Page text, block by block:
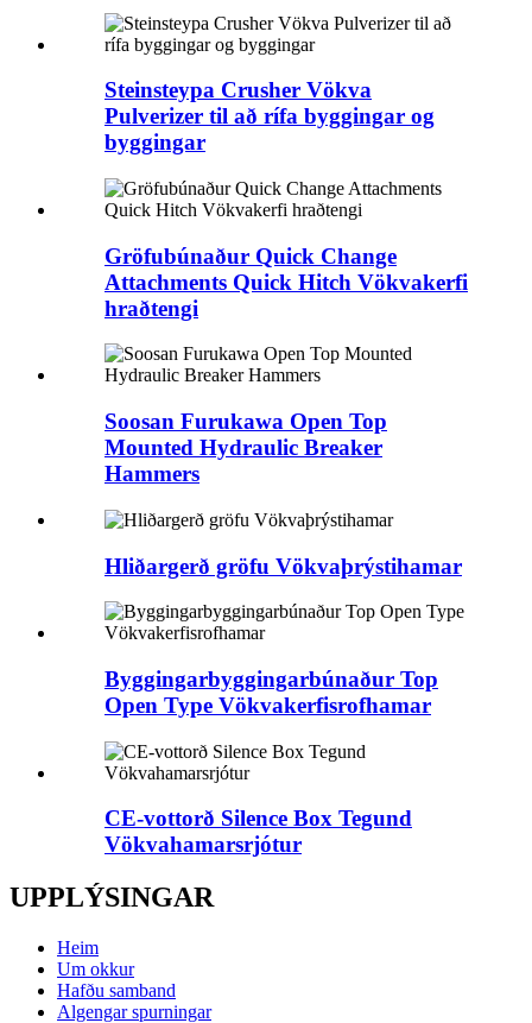
Steinsteypa Crusher Vökva
Pulverizer til að rífa byggingar og
byggingar
Gröfubúnaður Quick Change
Attachments Quick Hitch Vökvakerfi
hraðtengi
Soosan Furukawa Open Top
Mounted Hydraulic Breaker
Hammers
Hliðargerð gröfu Vökvaþrýstihamar
Byggingarbyggingarbúnaður Top
Open Type Vökvakerfisrofhamar
CE-vottorð Silence Box Tegund
Vökvahamarsrjótur
UPPLÝSINGAR
Heim
Um okkur
Hafðu samband
Algengar spurningar